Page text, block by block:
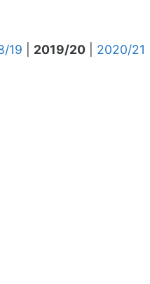
19 2019/20
2020/21